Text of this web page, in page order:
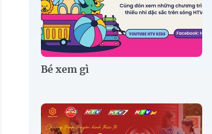
Bé xem gì